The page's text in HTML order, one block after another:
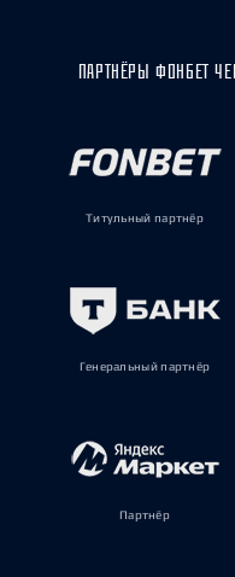
ПАРТНЁРЫ ФОНБЕТ
Титульный партнёр
Генеральный партнёр
Партнёр